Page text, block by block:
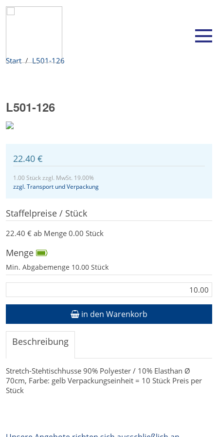
Start L501-126
L501-126
22.40 €
1.00 Stück zzgl. MwSt. 19.00%
zzgl. Transport und Verpackung
Staffelpreise / Stück
22.40 € ab Menge 0.00 Stück
Menge
Min. Abgabemenge 10.00 Stück
in den Warenkorb
Beschreibung
Stretch-Stehtischhusse 90% Polyester / 10% Elasthan Ø
70cm, Farbe: gelb Verpackungseinheit = 10 Stück Preis per
Stück